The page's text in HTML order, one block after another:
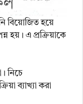
বিয়োজিত হয়ে
হয়। এ প্রক্রিয়াকে
নিচে
ব্যাখ্যা করা